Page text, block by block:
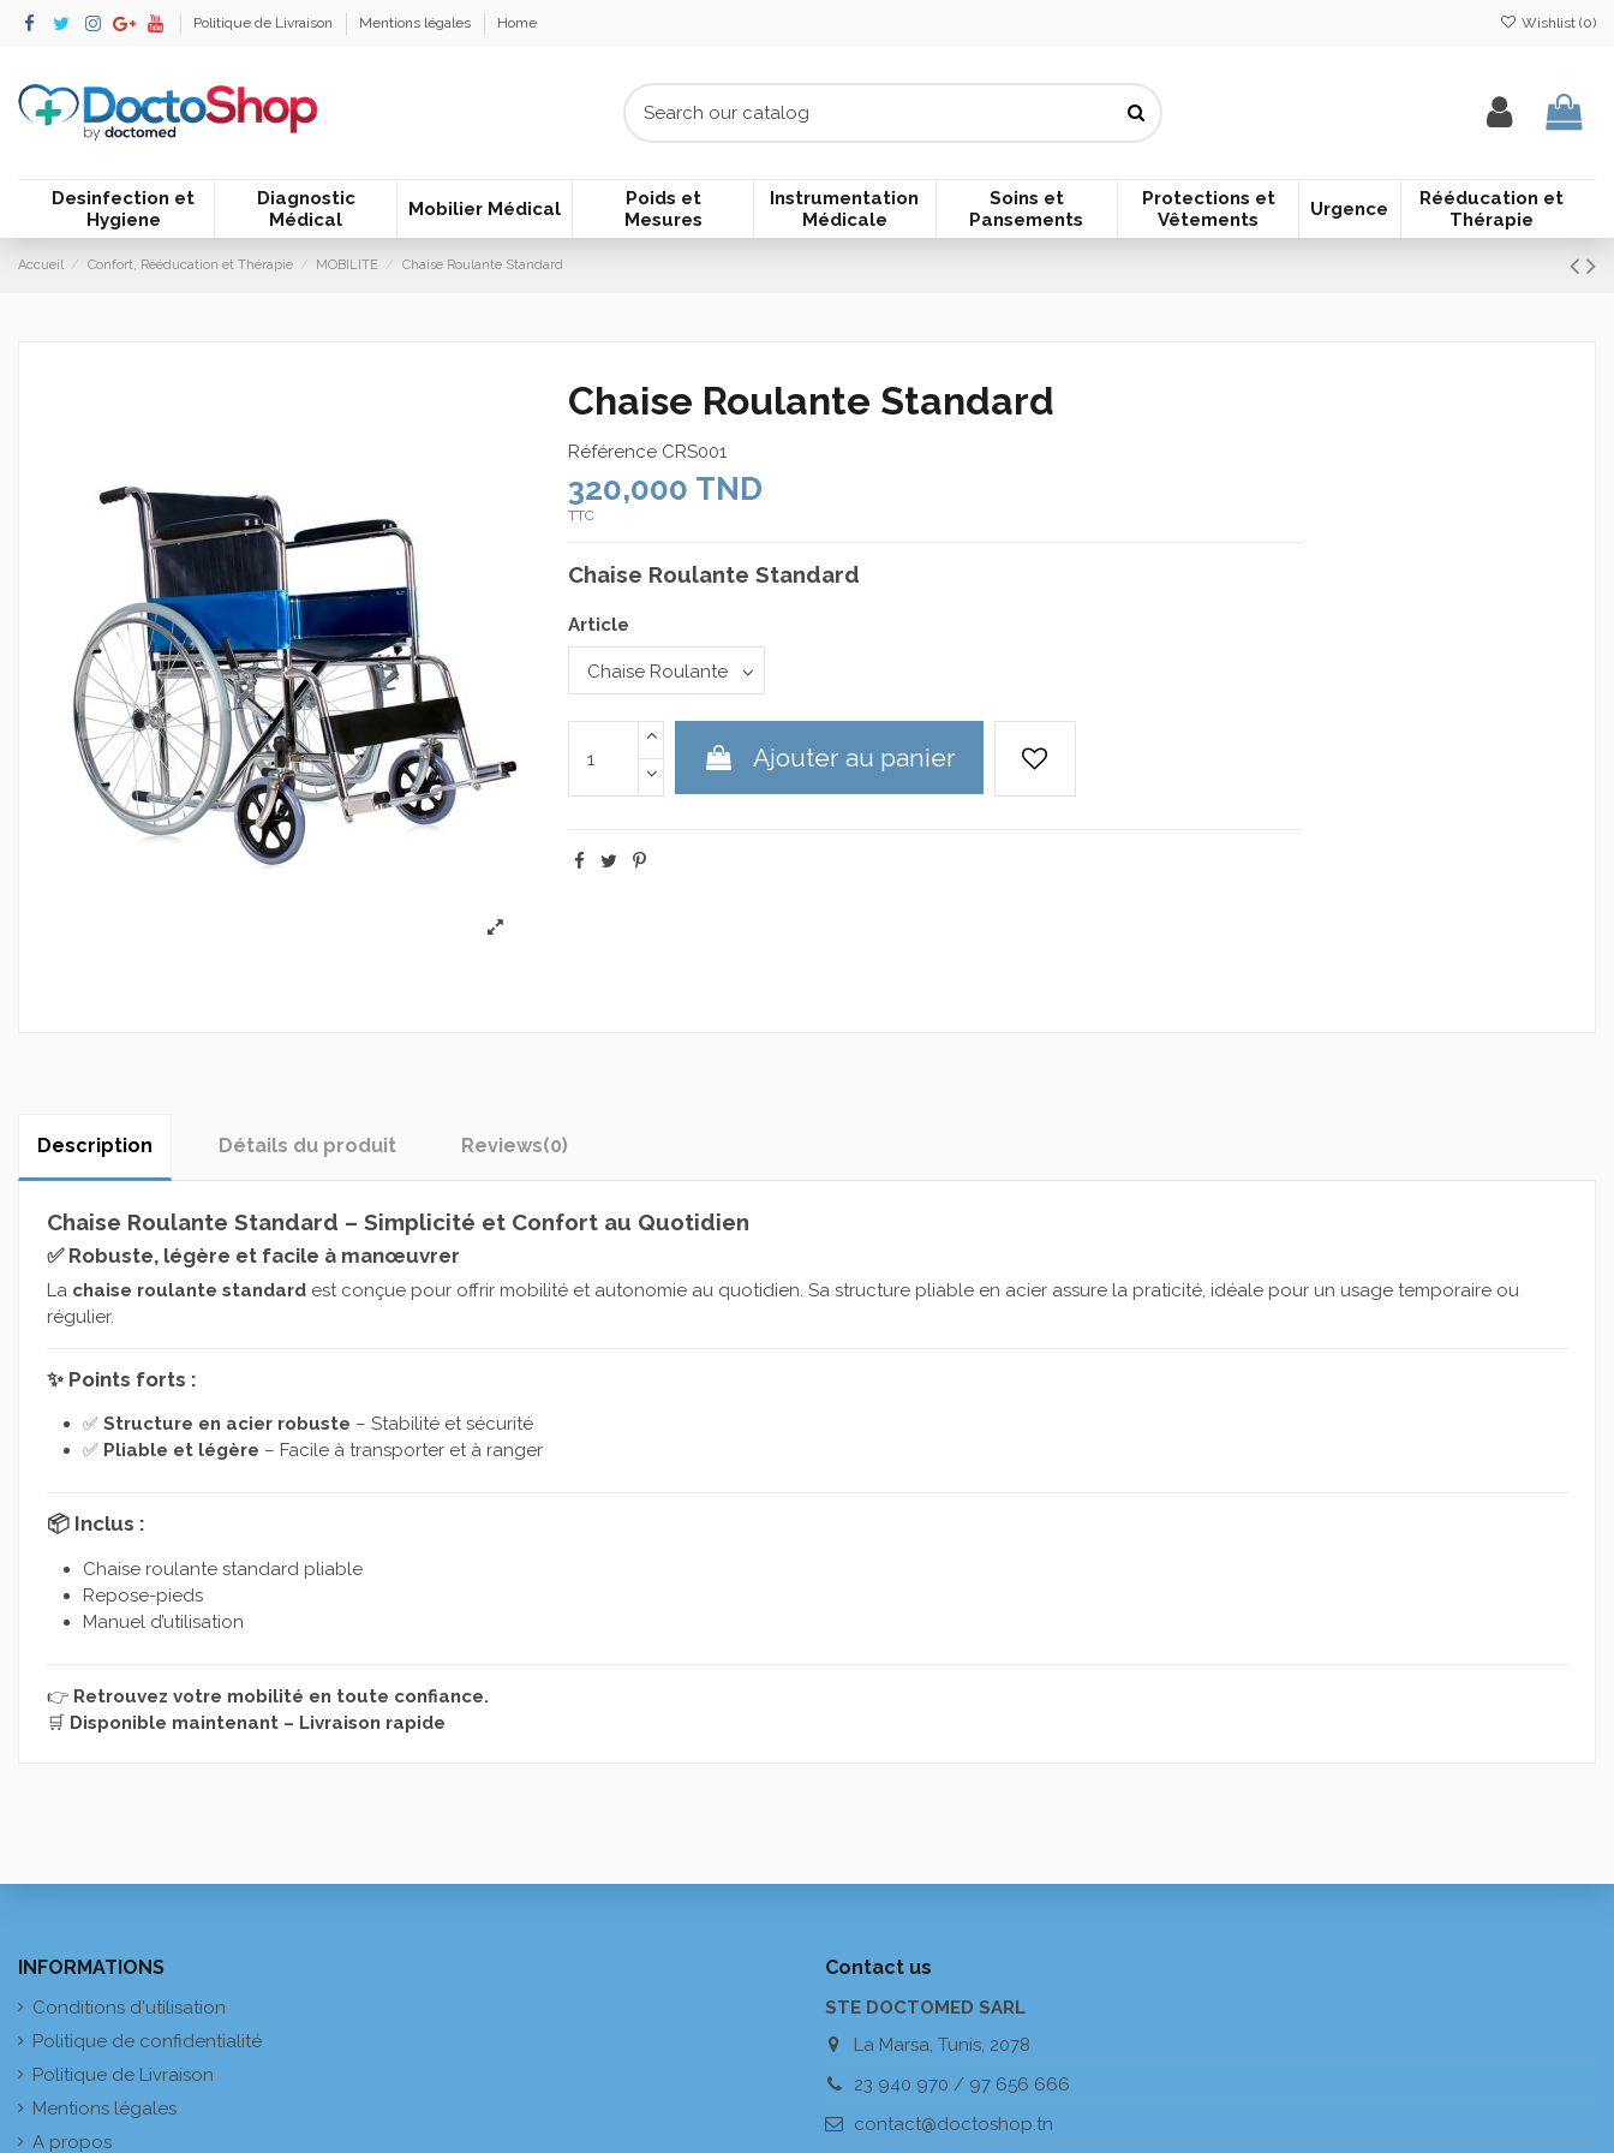
Politique de Livraison Mentions légales Home Wishlist (0)
Desinfection et
Hygiene
Diagnostic
Médical
Mobilier Médical
Poids et
Mesures
Instrumentation
Médicale
Soins et
Pansements
Protections et
Vêtements
Urgence
Rééducation et
Thérapie
Accueil Confort, Rééducation et Thérapie MOBILITE Chaise Roulante Standard
Chaise Roulante Standard
Référence CRS001
320,000 TND
TTC
Chaise Roulante Standard
Article
Ajouter au panier
Description Détails du produit Reviews(0)
Chaise Roulante Standard – Simplicité et Confort au Quotidien
✅ Robuste, légère et facile à manœuvrer
La chaise roulante standardest conçue pour offrir mobilité et autonomie au quotidien. Sa structure pliable en acier assure la praticité, idéale pour un usage temporaire ou
régulier.
✨ Points forts :
✅ Structure en acier robuste – Stabilité et sécurité
✅ Pliable et légère – Facile à transporter et à ranger
📦 Inclus :
Chaise roulante standard pliable
Repose-pieds
Manuel d’utilisation
👉 Retrouvez votre mobilité en toute confiance.
🛒 Disponible maintenant – Livraison rapide
INFORMATIONS
Conditions d'utilisation
Politique de confidentialité
Politique de Livraison
Mentions légales
A propos
Contact us
STE DOCTOMED SARL
La Marsa, Tunis, 2078
23 940 970 / 97 656 666
contact@doctoshop.tn